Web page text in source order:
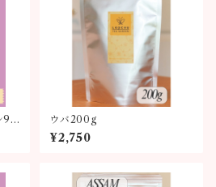
90
ウバ200g
¥2,750